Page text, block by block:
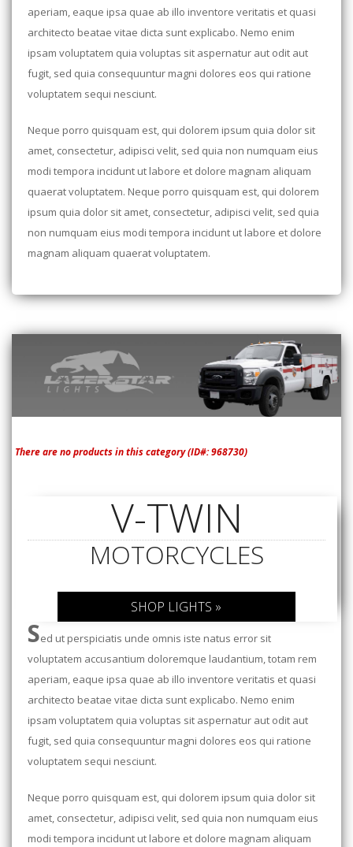
aperiam, eaque ipsa quae ab illo inventore veritatis et quasi
architecto beatae vitae dicta sunt explicabo. Nemo enim
ipsam voluptatem quia voluptas sit aspernatur aut odit aut
fugit, sed quia consequuntur magni dolores eos qui ratione
voluptatem sequi nesciunt.
Neque porro quisquam est, qui dolorem ipsum quia dolor sit
amet, consectetur, adipisci velit, sed quia non numquam eius
modi tempora incidunt ut labore et dolore magnam aliquam
quaerat voluptatem. Neque porro quisquam est, qui dolorem
ipsum quia dolor sit amet, consectetur, adipisci velit, sed quia
non numquam eius modi tempora incidunt ut labore et dolore
magnam aliquam quaerat voluptatem.
There are no products in this category (ID#: 968730)
V-TWIN
MOTORCYCLES
SHOP LIGHTS »
Sed ut perspiciatis unde omnis iste natus error sit
voluptatem accusantium doloremque laudantium, totam rem
aperiam, eaque ipsa quae ab illo inventore veritatis et quasi
architecto beatae vitae dicta sunt explicabo. Nemo enim
ipsam voluptatem quia voluptas sit aspernatur aut odit aut
fugit, sed quia consequuntur magni dolores eos qui ratione
voluptatem sequi nesciunt.
Neque porro quisquam est, qui dolorem ipsum quia dolor sit
amet, consectetur, adipisci velit, sed quia non numquam eius
modi tempora incidunt ut labore et dolore magnam aliquam